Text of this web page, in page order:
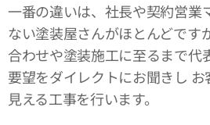
一番の違いは、社長や契約営業
ない塗装屋さんがほとんどです
合わせや塗装施工に至るまで代
要望をダイレクトにお聞きし
見える工事を行います。